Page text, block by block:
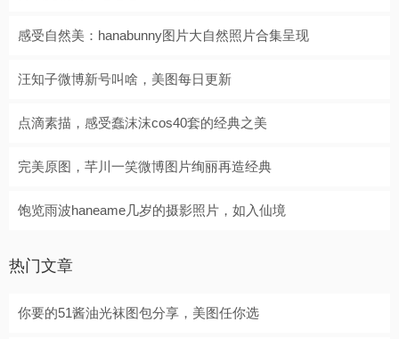
感受自然美：hanabunny图片大自然照片合集呈现
汪知子微博新号叫啥，美图每日更新
点滴素描，感受蠢沫沫cos40套的经典之美
完美原图，芊川一笑微博图片绚丽再造经典
饱览雨波haneame几岁的摄影照片，如入仙境
热门文章
你要的51酱油光袜图包分享，美图任你选